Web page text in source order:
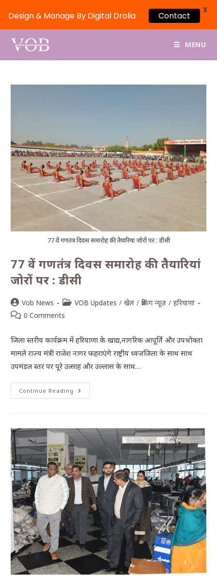
MENU
77 वें गणतंत्र दिवस समारोह की तैयारियां जोरों पर : डीसी
77 वें गणतंत्र दिवस समारोह की तैयारियां
जोरों पर : डीसी
Vob News VOB Updates / खेल / ब्रेकिंग न्यूज़ / हरियाणा
0 Comments
जिला स्तरीय कार्यक्रम में हरियाणा के खाद्य,नागरिक आपूर्ति और उपभोक्ता
मामले राज्य मंत्री राजेश नागर फहराएंगे राष्ट्रीय ध्वजजिला के साथ साथ
उपमंडल स्तर पर पूरे उत्साह और उल्लास के साथ…
Continue Reading
Design & Manage By Digital Drolia Contact
X